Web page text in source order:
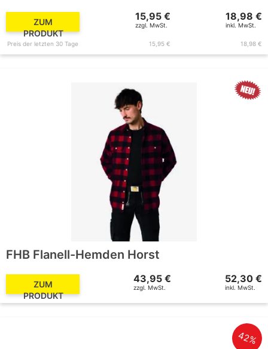
ZUM
PRODUKT
15,95 €
zzgl. MwSt.
18,98 €
inkl. MwSt.
Preis der letzten 30 Tage 15,95 € 18,98 €
FHB Flanell-Hemden Horst
ZUM
PRODUKT
43,95 €
zzgl. MwSt.
52,30 €
inkl. MwSt.
42%